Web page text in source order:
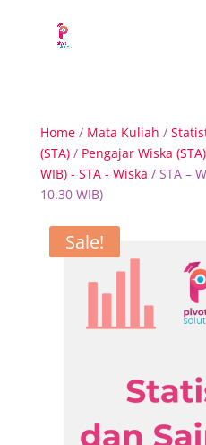
Home/ Mata Kuliah /
(STA)/ Pengajar Wiska (STA)
WIB) - STA - Wiska / STA –
10.30 WIB)
Sale!